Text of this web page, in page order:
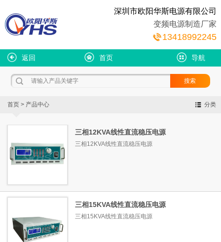
深圳市欧阳华斯电源有限公司
变频电源制造厂家
13418992245
返回 首页 导航
分类
首页 > 产品中心
三相12KVA线性直流稳压电源
三相12KVA线性直流稳压电源
三相15KVA线性直流稳压电源
三相15KVA线性直流稳压电源